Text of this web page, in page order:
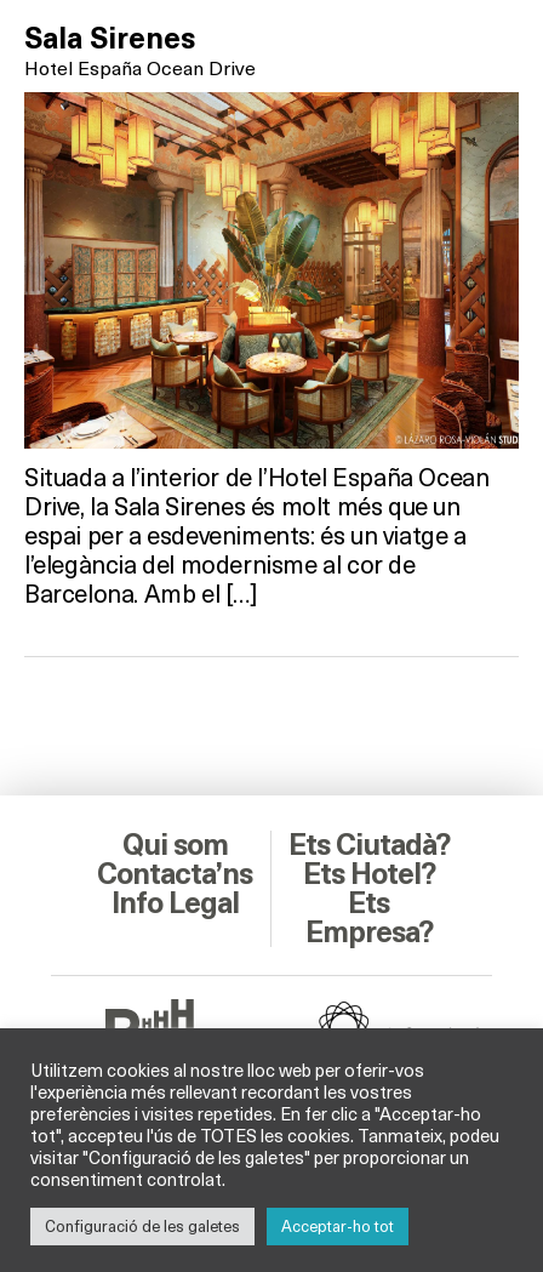
Sala Sirenes
Hotel España Ocean Drive
Situada a l’interior de l’Hotel España Ocean
Drive, la Sala Sirenes és molt més que un
espai per a esdeveniments: és un viatge a
l’elegància del modernisme al cor de
Barcelona. Amb el […]
Qui som
Contacta’ns
Info Legal
Ets Ciutadà?
Ets Hotel?
Ets
Empresa?
Soci Col·laborador
Utilitzem cookies al nostre lloc web per oferir-vos
l'experiència més rellevant recordant les vostres
preferències i visites repetides. En fer clic a "Acceptar-ho
tot", accepteu l'ús de TOTES les cookies. Tanmateix, podeu
visitar "Configuració de les galetes" per proporcionar un
consentiment controlat.
Configuració de les galetes Acceptar-ho tot